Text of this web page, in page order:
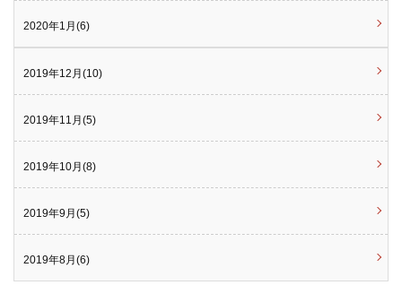
2020年1月(6)
2019年12月(10)
2019年11月(5)
2019年10月(8)
2019年9月(5)
2019年8月(6)